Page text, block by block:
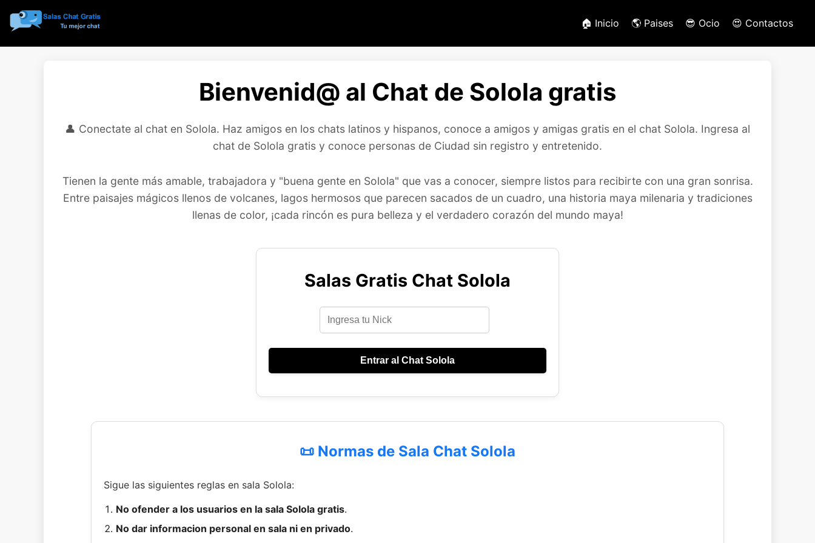
🏠 Inicio 🌎 Paises 😎 Ocio 😍 Contactos
Bienvenid@ al Chat de Solola gratis
👤 Conectate al chat en Solola. Haz amigos en los chats latinos y hispanos, conoce a amigos y amigas gratis en el chat Solola. Ingresa al
chat de Solola gratis y conoce personas de Ciudad sin registro y entretenido.
Tienen la gente más amable, trabajadora y "buena gente en Solola" que vas a conocer, siempre listos para recibirte con una gran sonrisa.
Entre paisajes mágicos llenos de volcanes, lagos hermosos que parecen sacados de un cuadro, una historia maya milenaria y tradiciones
llenas de color, ¡cada rincón es pura belleza y el verdadero corazón del mundo maya!
Salas Gratis Chat Solola
Entrar al Chat Solola
📜 Normas de Sala Chat Solola
Sigue las siguientes reglas en sala Solola:
No ofender a los usuarios en la sala Solola gratis.
No dar informacion personal en sala ni en privado.